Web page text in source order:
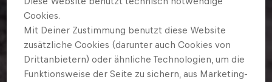
Cookies.
Mit Deiner Zustimmung benutzt diese Website
zusätzliche Cookies (darunter auch Cookies von
Drittanbietern) oder ähnliche Technologien, um die
Funktionsweise der Seite zu sichern, aus Marketing-